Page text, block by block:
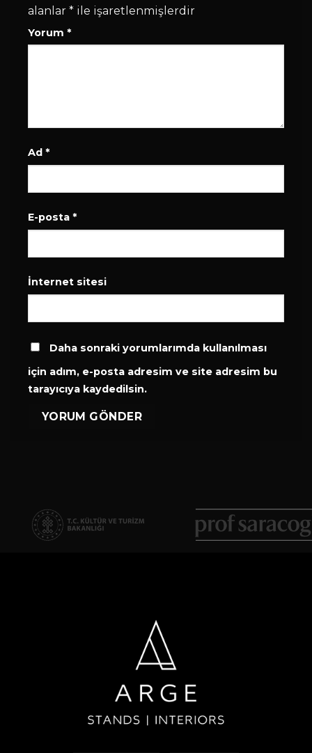
alanlar * ile işaretlenmişlerdir
Yorum *
Ad *
E-posta *
İnternet sitesi
Daha sonraki yorumlarımda kullanılması
için adım, e-posta adresim ve site adresim bu
tarayıcıya kaydedilsin.